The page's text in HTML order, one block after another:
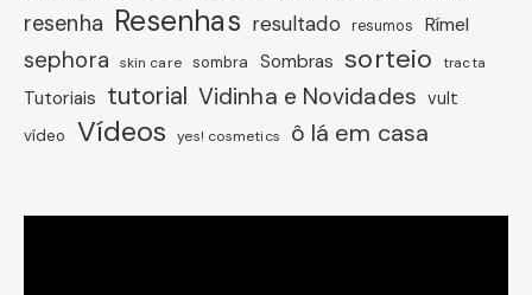
resenha Resenhas resultado resumos Rímel
sephora skin care sombra Sombras sorteio tracta
Tutoriais tutorial Vidinha e Novidades vult
vídeo Vídeos yes! cosmetics ô lá em casa